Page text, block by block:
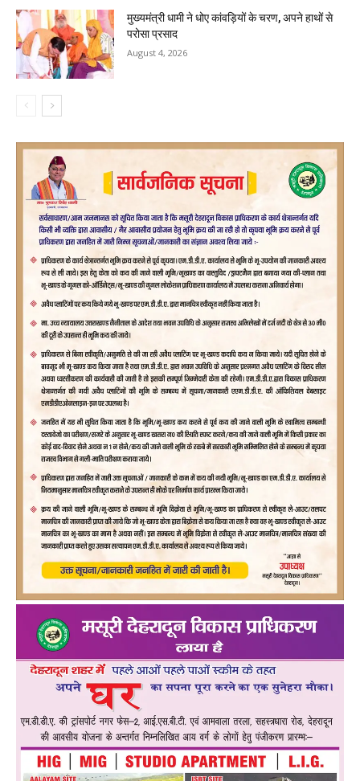
मुख्यमंत्री धामी ने धोए कांवड़ियों के चरण, अपने हाथों से
परोसा प्रसाद
August 4, 2026